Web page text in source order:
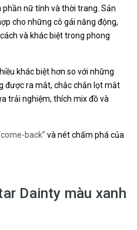
nữ tính và thời trang. Sản
cho những cô gái năng động,
và khác biệt trong phong
khác biệt hơn so với những
được ra mắt, chắc chắn lọt mắt
trải nghiệm, thích mix đồ và
back” và nét chấm phá của
Dainty màu xanh